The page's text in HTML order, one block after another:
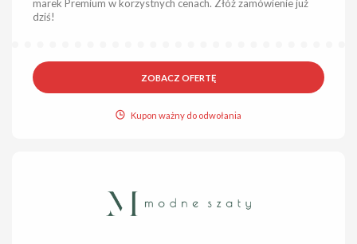
marek Premium w korzystnych cenach. Złóż zamówienie już
dziś!
ZOBACZ OFERTĘ
Kupon ważny do odwołania